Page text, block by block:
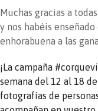
Muchas gracias a
y nos habéis
enhorabuena a las
¡La campaña
semana del 12 al 18
fotografías de